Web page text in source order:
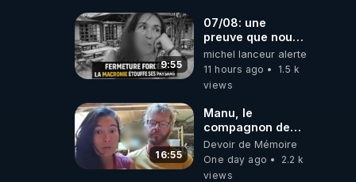
9:55
07/08: une
preuve que nous
somme passé en
absurdie une
dictature qui veut
opposant !
michel lanceur alerte
11 hours ago
1.5 k
views
16:55
Manu, le
compagnon de
Kyria, raconte sa
garde à vue
musclée.
Devoir de Mémoire
One day ago
2.2 k
views